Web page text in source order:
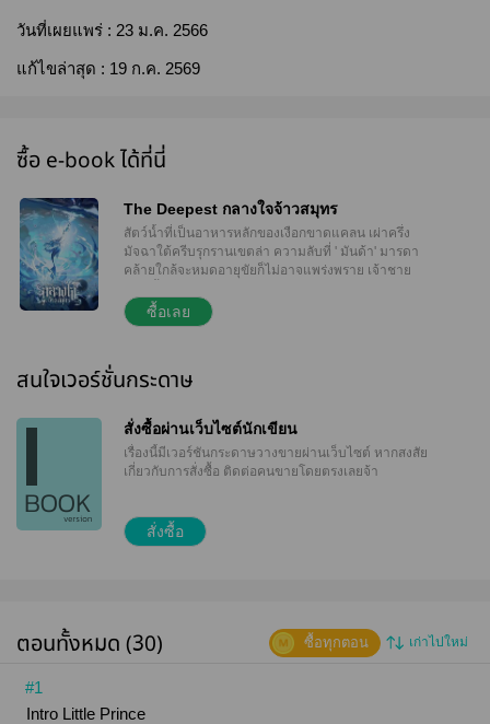
วันที่เผยแพร่ : 23 ม.ค. 2566
แก้ไขล่าสุด : 19 ก.ค. 2569
ซื้อ e-book ได้ที่นี่
The Deepest กลางใจจ้าวสมุทร
สัตว์น้ำที่เป็นอาหารหลักของเงือกขาดแคลน เผ่าครึ่ง
มัจฉาใต้ครีบรุกรานเขตล่า ความลับที่ ' มันด้า' มารดา
คล้ายใกล้จะหมดอายุขัยก็ไม่อาจแพร่งพราย เจ้าชาย
เพราะไม่ว่าหน้าไหนก็อยากปลิดลมหายใจของเขา ไม่
เว้นแม้แต่พวกพี่สาวที่คอยหาอาหารมาให้ มีเพียงมนุษย์
อีก" เงือก x คน
ซื้อเลย
สนใจเวอร์ชั่นกระดาษ
สั่งซื้อผ่านเว็บไซต์นักเขียน
เรื่องนี้มีเวอร์ชันกระดาษวางขายผ่านเว็บไซต์ หากสงสัย
เกี่ยวกับการสั่งซื้อ ติดต่อคนขายโดยตรงเลยจ้า
สั่งซื้อ
ตอนทั้งหมด (30) เก่าไปใหม่
ซื้อทุกตอน
#1
Intro Little Prince